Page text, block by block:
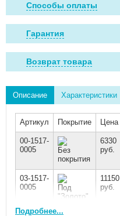
Способы оплаты
Гарантия
Возврат товара
Описание Характеристики
Артикул Покрытие Цена
00-1517-
0005
Без
покрытия
6330
руб.
03-1517-
0005
Под
"Золото"
11150
руб.
Подробнее...